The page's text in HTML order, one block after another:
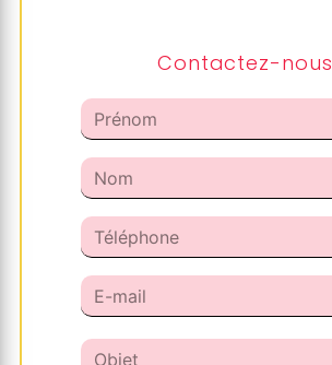
Contactez-nous